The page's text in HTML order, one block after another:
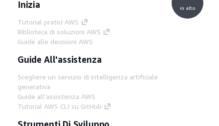
Inizia
Tutorial pratici AWS
Biblioteca di soluzioni AWS
Guide alle decisioni AWS
Guide All'assistenza
Scegliere un servizio di intelligenza artificiale
generativa
Guide all'assistenza AWS
Tutorial AWS CLI su GitHub
in alto